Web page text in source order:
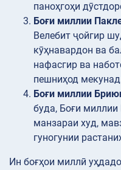
паноҳгоҳи
Боғи миллии
Велебит ҷойгир
кӯҳнавардон ва
нафасгир ва
пешниҳод
Боғи миллии
буда, Боғи
манзараи худ,
гуногунии
Ин боғҳои миллӣ